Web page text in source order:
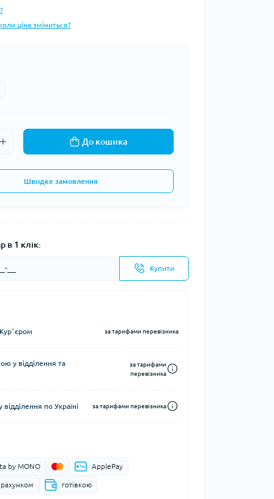
ціна зміниться?
До кошика
Швидке замовлення
в 1 клік:
Купити
за тарифами перевізника
у відділення та
за тарифами
перевізника
по Україні за тарифами перевізника
by MONO ApplePay
готівкою